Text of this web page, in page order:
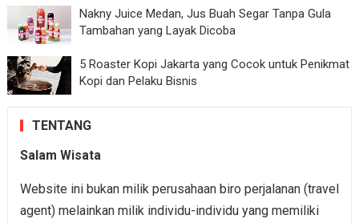
Nakny Juice Medan, Jus Buah Segar Tanpa Gula
Tambahan yang Layak Dicoba
5 Roaster Kopi Jakarta yang Cocok untuk Penikmat
Kopi dan Pelaku Bisnis
TENTANG
Salam Wisata
Website ini bukan milik perusahaan biro perjalanan (travel
agent) melainkan milik individu-individu yang memiliki